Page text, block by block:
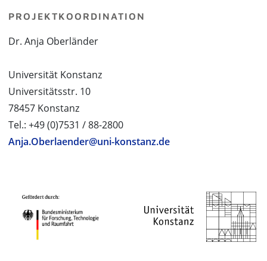
PROJEKTKOORDINATION
Dr. Anja Oberländer
Universität Konstanz
Universitätsstr. 10
78457 Konstanz
Tel.: +49 (0)7531 / 88-2800
Anja.Oberlaender@uni-konstanz.de